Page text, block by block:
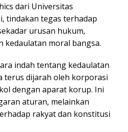
dari Universitas
tindakan tegas terhadap
urusan hukum,
kedaulatan moral bangsa.
indah tentang kedaulatan
terus dijarah oleh korporasi
dengan aparat korup. Ini
aturan, melainkan
rakyat dan konstitusi